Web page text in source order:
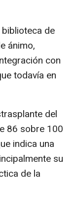
de
ánimo,
con
todavía en
del
86 sobre 100
indica una
su
de la